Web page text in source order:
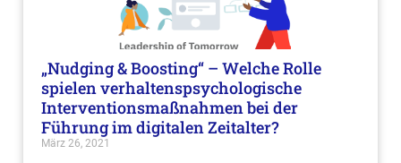
„Nudging & Boosting“ – Welche Rolle
spielen verhaltenspsychologische
Interventionsmaßnahmen bei der
Führung im digitalen Zeitalter?
März 26, 2021